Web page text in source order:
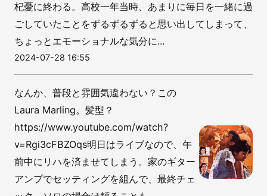
杞憂に終わる。高校一年当時、あまりに毎日を一緒に過
ごしていたことをずるずるずると思い出してしまって、
ちょっとエモーショナルな気分に...
2024-07-28 16:55
なんか、普段と雰囲気違わない？この
Laura Marling。髪型？
https://www.youtube.com/watch?
v=Rgi3cFBZOqs明日はライブなので、午
前中にリハを済ませてしまう。家のギター
アンプでセッティングを組んで、最終チェ